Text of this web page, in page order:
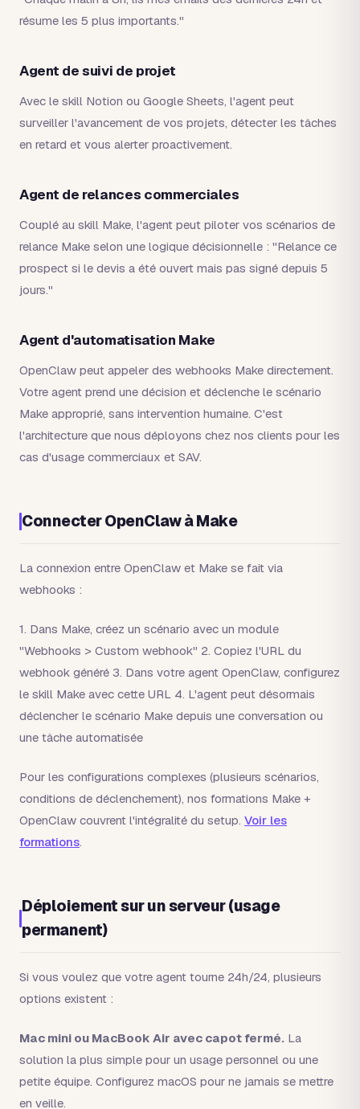
résume les 5 plus importants."
Agent de suivi de projet
Avec le skill Notion ou Google Sheets, l'agent peut
surveiller l'avancement de vos projets, détecter les tâches
en retard et vous alerter proactivement.
Agent de relances commerciales
Couplé au skill Make, l'agent peut piloter vos scénarios de
relance Make selon une logique décisionnelle : "Relance ce
prospect si le devis a été ouvert mais pas signé depuis 5
jours."
Agent d'automatisation Make
OpenClaw peut appeler des webhooks Make directement.
Votre agent prend une décision et déclenche le scénario
Make approprié, sans intervention humaine. C'est
l'architecture que nous déployons chez nos clients pour les
cas d'usage commerciaux et SAV.
Connecter OpenClaw à Make
La connexion entre OpenClaw et Make se fait via
webhooks :
1. Dans Make, créez un scénario avec un module
"Webhooks > Custom webhook" 2. Copiez l'URL du
webhook généré 3. Dans votre agent OpenClaw, configurez
le skill Make avec cette URL 4. L'agent peut désormais
déclencher le scénario Make depuis une conversation ou
une tâche automatisée
Pour les configurations complexes (plusieurs scénarios,
conditions de déclenchement), nos formations Make +
OpenClaw couvrent l'intégralité du setup. Voir les
formations.
Déploiement sur un serveur (usage
permanent)
Si vous voulez que votre agent tourne 24h/24, plusieurs
options existent :
Mac mini ou MacBook Air avec capot fermé. La
solution la plus simple pour un usage personnel ou une
petite équipe. Configurez macOS pour ne jamais se mettre
en veille.